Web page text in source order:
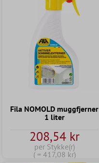
Fila NOMOLD muggfjerner
1 liter
208,54 kr
per Stykke(r)
( = 417,08 kr)